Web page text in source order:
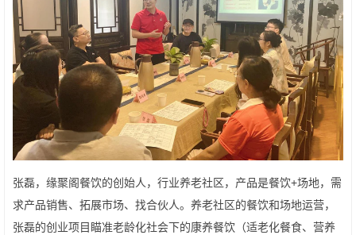
张磊，缘聚阁餐饮的创始人，行业养老社区，产品是餐饮+场地，需
求产品销售、拓展市场、找合伙人。养老社区的餐饮和场地运营，
张磊的创业项目瞄准老龄化社会下的康养餐饮（适老化餐食、营养